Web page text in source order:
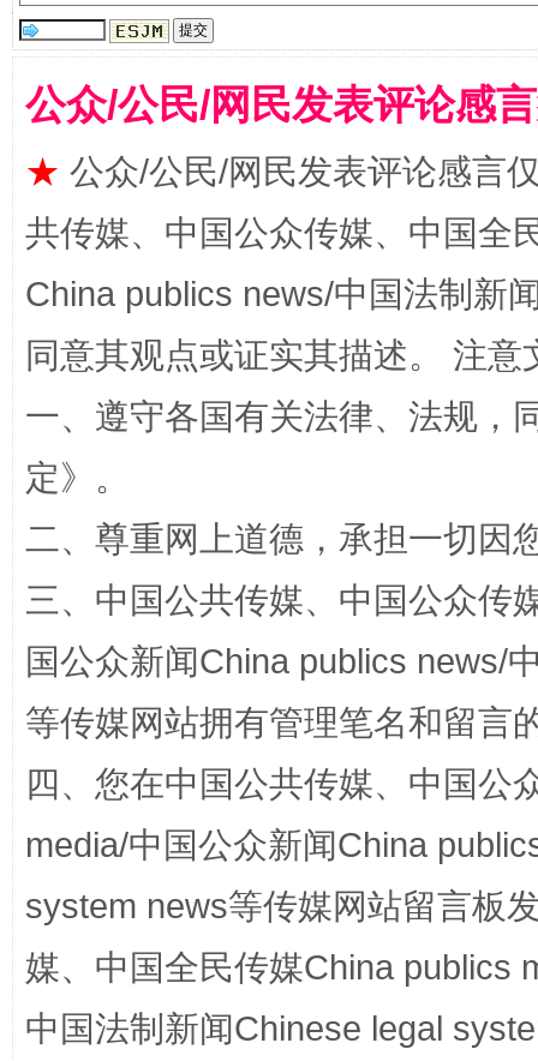
站台名比不上好声名
招工难、用工荒背后
网上购药对药下症？
公众/公民/网民发表评论感
★ 公众/公民/网民发表评论感言
共传媒、中国公众传媒、中国全
China publics news/中国法制新
同意其观点或证实其描述。 注
一、遵守各国有关法律、法规，
定》。
二、尊重网上道德，承担一切因
三、中国公共传媒、中国公众传
国公众新闻China publics news/
等传媒网站拥有管理笔名和留言
四、您在中国公共传媒、中国公
media/中国公众新闻China
system news等传媒网站留言板
媒、中国全民传媒China publics
中国法制新闻Chinese legal